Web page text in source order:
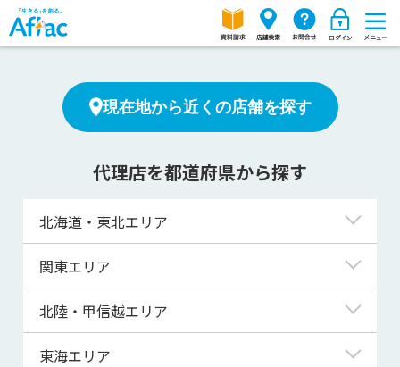
現在地から近くの店舗を探す
代理店を都道府県から探す
北海道・東北エリア
北海道
青森県
関東エリア
東京都
神奈川県
北陸・甲信越エリア
新潟県
東海エリア